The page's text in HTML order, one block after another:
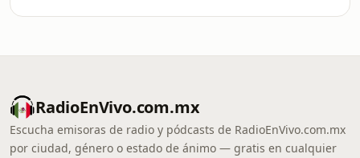
RadioEnVivo.com.mx
Escucha emisoras de radio y pódcasts de RadioEnVivo.com.mx
por ciudad, género o estado de ánimo — gratis en cualquier